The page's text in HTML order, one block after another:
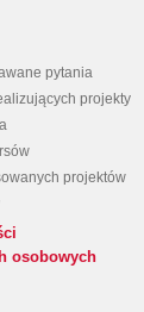
pytania
projekty
projektów
osobowych